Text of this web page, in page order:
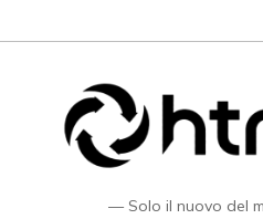
— Solo il nuovo del